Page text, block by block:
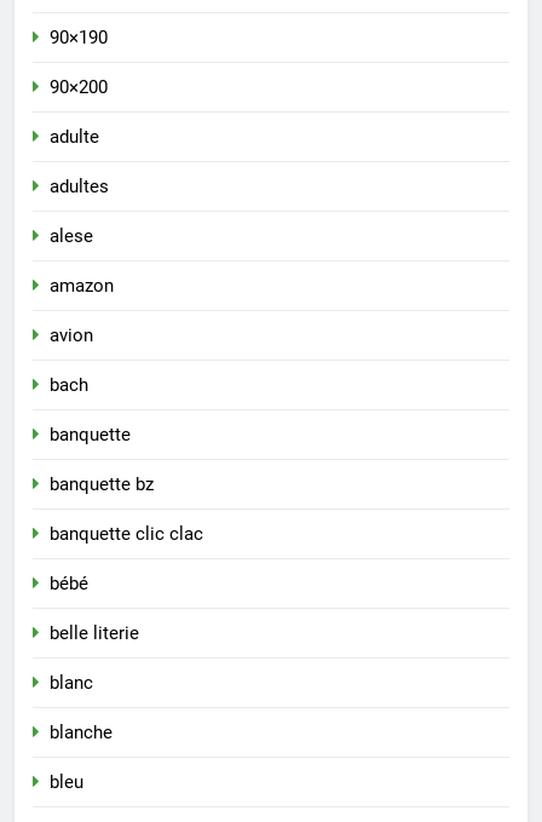
90×190
90×200
adulte
adultes
alese
amazon
avion
bach
banquette
banquette bz
banquette clic clac
bébé
belle literie
blanc
blanche
bleu